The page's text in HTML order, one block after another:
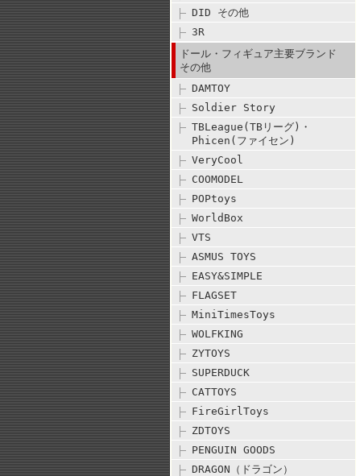
DID その他
3R
ドール・フィギュア主要ブランド
その他
DAMTOY
Soldier Story
TBLeague(TBリーグ)・
Phicen(ファイセン)
VeryCool
COOMODEL
POPtoys
WorldBox
VTS
ASMUS TOYS
EASY&SIMPLE
FLAGSET
MiniTimesToys
WOLFKING
ZYTOYS
SUPERDUCK
CATTOYS
FireGirlToys
ZDTOYS
PENGUIN GOODS
DRAGON（ドラゴン）